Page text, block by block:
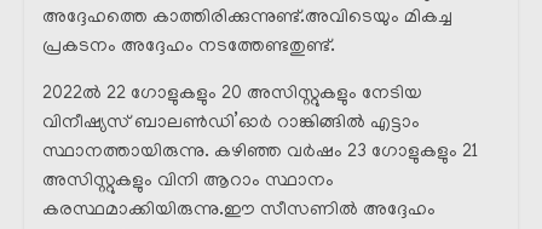
അദ്ദേഹത്തെ കാത്തിരിക്കുന്നുണ്ട്.അവിടെയും മികച്ച
പ്രകടനം അദ്ദേഹം നടത്തേണ്ടതുണ്ട്.
2022ൽ 22 ഗോളുകളും 20 അസിസ്റ്റുകളും നേടിയ
വിനീഷ്യസ് ബാലൺഡി’ഓർ റാങ്കിങ്ങിൽ എട്ടാം
സ്ഥാനത്തായിരുന്നു. കഴിഞ്ഞ വർഷം 23 ഗോളുകളും 21
അസിസ്റ്റുകളും വിനി ആറാം സ്ഥാനം
കരസ്ഥമാക്കിയിരുന്നു.ഈ സീസണിൽ അദ്ദേഹം